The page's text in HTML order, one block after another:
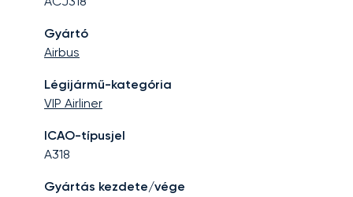
Gyártó
Airbus
Légijármű-kategória
VIP Airliner
ICAO-típusjel
A318
Gyártás kezdete/vége